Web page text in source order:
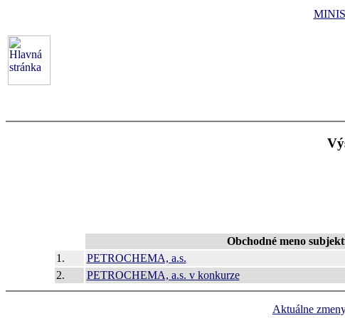
Obchodné meno
1.
PETROCHEMA, a.s.
2.
PETROCHEMA, a.s. v konkurze
Aktuálne